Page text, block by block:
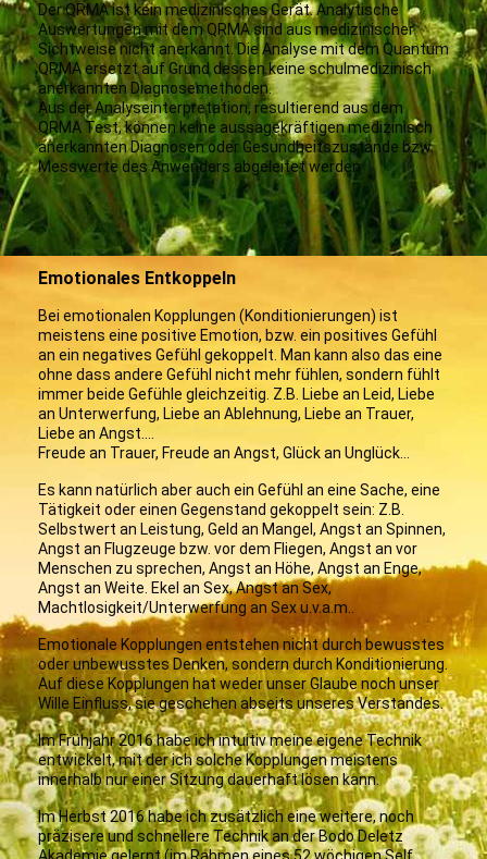
Der QRMA ist kein medizinisches Gerät. Analytische
Auswertungen mit dem QRMA sind aus medizinischer
Sichtweise nicht anerkannt. Die Analyse mit dem Quantum
QRMA ersetzt auf Grund dessen keine schulmedizinisch
anerkannten Diagnosemethoden.
Aus der Analyseinterpretation, resultierend aus dem
QRMA Test, können keine aussagekräftigen medizinisch
anerkannten Diagnosen oder Gesundheitszustände bzw.
Messwerte des Anwenders abgeleitet werden
Emotionales Entkoppeln
Bei emotionalen Kopplungen (Konditionierungen) ist
meistens eine positive Emotion, bzw. ein positives Gefühl
an ein negatives Gefühl gekoppelt. Man kann also das eine
ohne dass andere Gefühl nicht mehr fühlen, sondern fühlt
immer beide Gefühle gleichzeitig. Z.B. Liebe an Leid, Liebe
an Unterwerfung, Liebe an Ablehnung, Liebe an Trauer,
Liebe an Angst….
Freude an Trauer, Freude an Angst, Glück an Unglück…
Es kann natürlich aber auch ein Gefühl an eine Sache, eine
Tätigkeit oder einen Gegenstand gekoppelt sein: Z.B.
Selbstwert an Leistung, Geld an Mangel, Angst an Spinnen,
Angst an Flugzeuge bzw. vor dem Fliegen, Angst an vor
Menschen zu sprechen, Angst an Höhe, Angst an Enge,
Angst an Weite. Ekel an Sex, Angst an Sex,
Machtlosigkeit/Unterwerfung an Sex u.v.a.m..
Emotionale Kopplungen entstehen nicht durch bewusstes
oder unbewusstes Denken, sondern durch Konditionierung.
Auf diese Kopplungen hat weder unser Glaube noch unser
Wille Einfluss, sie geschehen abseits unseres Verstandes.
Im Frühjahr 2016 habe ich intuitiv meine eigene Technik
entwickelt, mit der ich solche Kopplungen meistens
innerhalb nur einer Sitzung dauerhaft lösen kann.
Im Herbst 2016 habe ich zusätzlich eine weitere, noch
präzisere und schnellere Technik an der Bodo Deletz